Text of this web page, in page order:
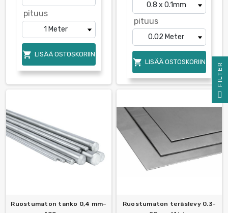
pituus
 LISÄÄ OSTOSKORIIN
pituus
 LISÄÄ OSTOSKORIIN
Ruostumaton tanko 0,4 mm–
Ruostumaton teräslevy 0.3-
R